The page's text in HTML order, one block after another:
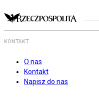
KONTAKT
O nas
Kontakt
Napisz do nas